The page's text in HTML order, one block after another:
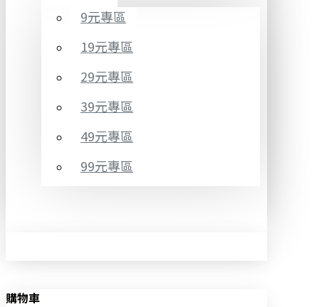
9元專區
19元專區
29元專區
39元專區
49元專區
99元專區
購物車